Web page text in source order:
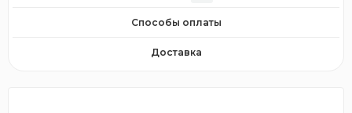
Способы оплаты
Доставка